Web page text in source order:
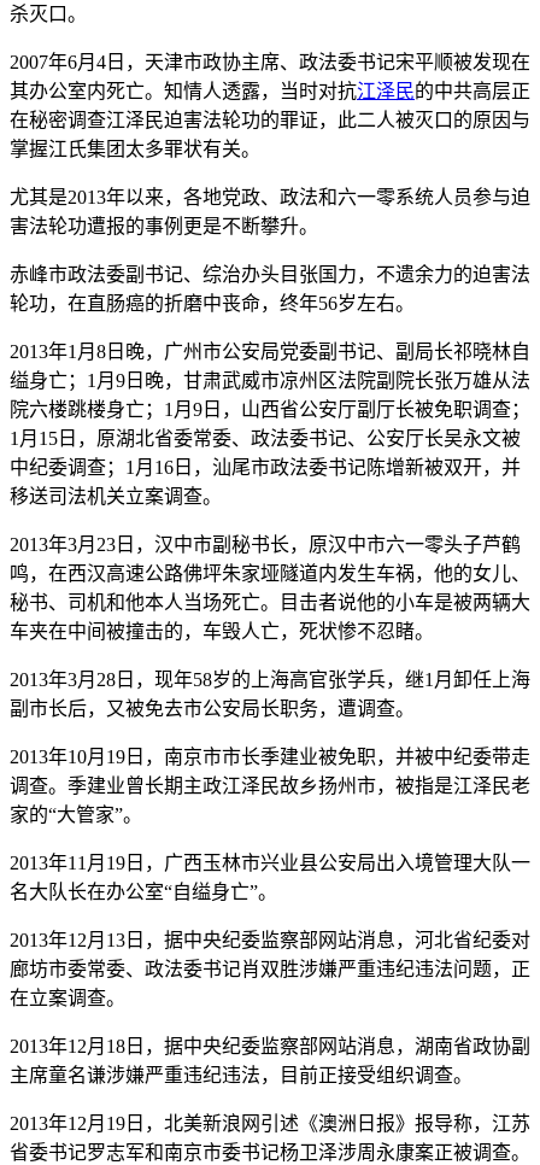
杀灭口。
2007年6月4日，天津市政协主席、政法委书记宋平顺被发现在
其办公室内死亡。知情人透露，当时对抗江泽民的中共高层正
在秘密调查江泽民迫害法轮功的罪证，此二人被灭口的原因与
掌握江氏集团太多罪状有关。
尤其是2013年以来，各地党政、政法和六一零系统人员参与迫
害法轮功遭报的事例更是不断攀升。
赤峰市政法委副书记、综治办头目张国力，不遗余力的迫害法
轮功，在直肠癌的折磨中丧命，终年56岁左右。
2013年1月8日晚，广州市公安局党委副书记、副局长祁晓林自
缢身亡；1月9日晚，甘肃武威市凉州区法院副院长张万雄从法
院六楼跳楼身亡；1月9日，山西省公安厅副厅长被免职调查；
1月15日，原湖北省委常委、政法委书记、公安厅长吴永文被
中纪委调查；1月16日，汕尾市政法委书记陈增新被双开，并
移送司法机关立案调查。
2013年3月23日，汉中市副秘书长，原汉中市六一零头子芦鹤
鸣，在西汉高速公路佛坪朱家垭隧道内发生车祸，他的女儿、
秘书、司机和他本人当场死亡。目击者说他的小车是被两辆大
车夹在中间被撞击的，车毁人亡，死状惨不忍睹。
2013年3月28日，现年58岁的上海高官张学兵，继1月卸任上海
副市长后，又被免去市公安局长职务，遭调查。
2013年10月19日，南京市市长季建业被免职，并被中纪委带走
调查。季建业曾长期主政江泽民故乡扬州市，被指是江泽民老
家的“大管家”。
2013年11月19日，广西玉林市兴业县公安局出入境管理大队一
名大队长在办公室“自缢身亡”。
2013年12月13日，据中央纪委监察部网站消息，河北省纪委对
廊坊市委常委、政法委书记肖双胜涉嫌严重违纪违法问题，正
在立案调查。
2013年12月18日，据中央纪委监察部网站消息，湖南省政协副
主席童名谦涉嫌严重违纪违法，目前正接受组织调查。
2013年12月19日，北美新浪网引述《澳洲日报》报导称，江苏
省委书记罗志军和南京市委书记杨卫泽涉周永康案正被调查。